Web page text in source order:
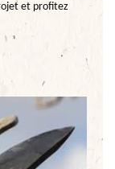
et profitez